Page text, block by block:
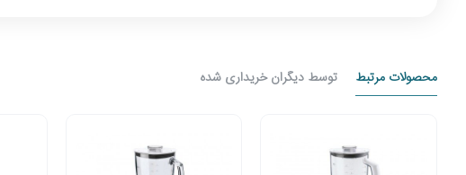
محصولات مرتبط توسط دیگران خریداری شده